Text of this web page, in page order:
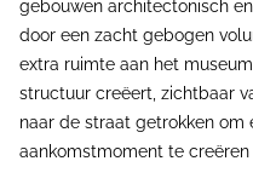
gebouwen architectonisch
door een zacht gebogen
extra ruimte aan het
structuur creëert, zichtbaar
naar de straat getrokken om
aankomstmoment te